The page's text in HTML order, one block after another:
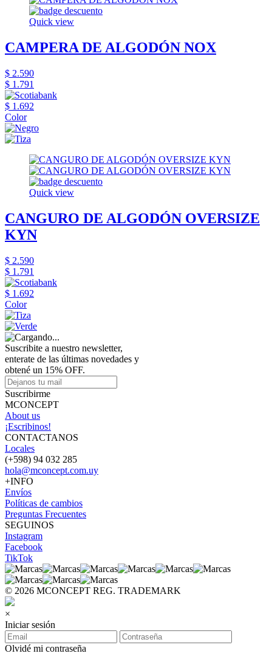
Quick view
CAMPERA DE ALGODÓN NOX
$ 2.590
$ 1.791
$ 1.692
Color
Quick view
CANGURO DE ALGODÓN OVERSIZE
KYN
$ 2.590
$ 1.791
$ 1.692
Color
Suscribite a nuestro newsletter,
enterate de las últimas novedades y
obtené un 15% OFF.
Suscribirme
MCONCEPT
About us
¡Escribinos!
CONTACTANOS
Locales
(+598) 94 032 285
hola@mconcept.com.uy
+INFO
Envíos
Políticas de cambios
Preguntas Frecuentes
SEGUINOS
Instagram
Facebook
TikTok
© 2026 MCONCEPT REG. TRADEMARK
×
Iniciar sesión
Olvidé mi contraseña